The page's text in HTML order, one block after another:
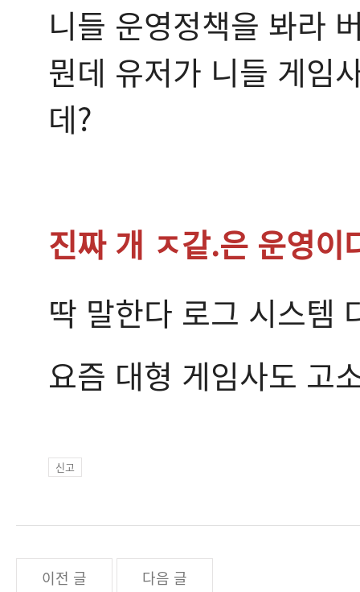
니들 운영정책을 봐라
뭔데 유저가 니들 게임
데?
진짜 개 ㅈ같.은 운영이
딱 말한다 로그 시스템
요즘 대형 게임사도 고
신고
이전 글 다음 글